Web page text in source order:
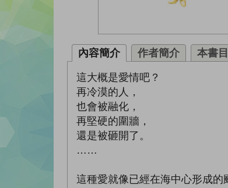
內容簡介 作者簡介 本書
這大概是愛情吧？
再冷漠的人，
也會被融化，
再堅硬的圍牆，
還是被砸開了。
……
這種愛就像已經在海中心形成的